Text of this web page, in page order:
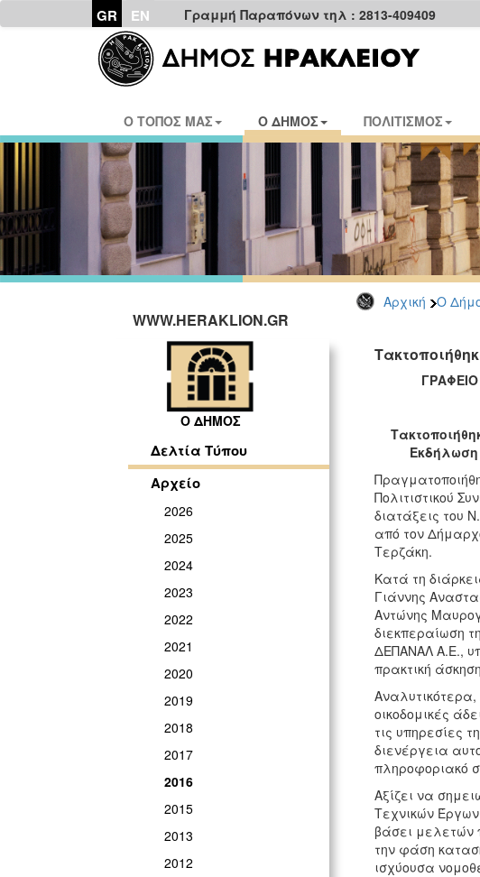
GR EN Γραμμή Παραπόνων τηλ : 2813-409409
Ο ΤΟΠΟΣ ΜΑΣ Ο ΔΗΜΟΣ ΠΟΛΙΤΙΣΜΟΣ
Αρχική Ο
WWW.HERAKLION.GR
Ο ΔΗΜΟΣ
Δελτία Τύπου
Αρχείο
2026
2025
2024
2023
2022
2021
2020
2019
2018
2017
2016
2015
2013
2012
ΓΡΑΦΕΙΟ
Εκδήλωση
Πολιτιστικού
διατάξεις του
από τον
Τερζάκη.
Κατά τη
Γιάννης
Αντώνης
διεκπεραίωση
ΔΕΠΑΝΑΛ Α.Ε.,
πρακτική
οικοδομικές
τις υπηρεσίες
διενέργεια
πληροφοριακό
Αξίζει να
Τεχνικών
βάσει μελετών
την φάση
ισχύουσα